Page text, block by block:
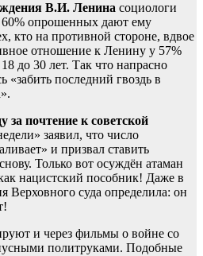
В.И. Ленина социологи
60% опрошенных дают ему
кто на противной стороне, вдвое
отношение к Ленину у 57%
до 30 лет. Так что напрасно
последний гвоздь в
за почтение к советской
заявил, что число
и призвал ставить
Только вот осуждён атаман
нацистский пособник! Даже в
Верховного суда определила: он
и через фильмы о войне со
политруками. Подобные